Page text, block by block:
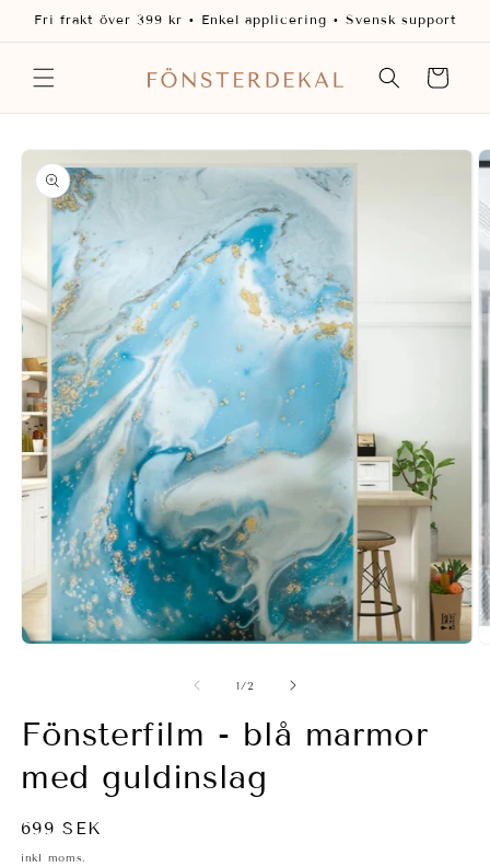
vidare
Fri frakt över 399 kr • Enkel applicering • Svensk support
Varukorg
vidare till
2
1/av
2
Fönsterfilm - blå marmor
med guldinslag
Ordinarie
pris
699 SEK
inkl moms.